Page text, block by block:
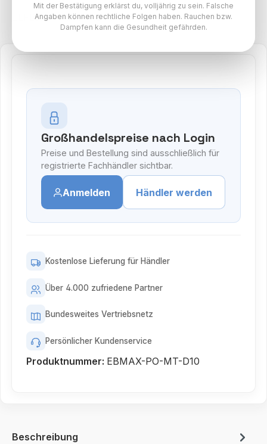
ELFBAR MAX Pods Paket
Großhandelspreise nach Login
Preise und Bestellung sind ausschließlich für
registrierte Fachhändler sichtbar.
Anmelden Händler werden
Kostenlose Lieferung für Händler
Über 4.000 zufriedene Partner
Bundesweites Vertriebsnetz
Persönlicher Kundenservice
Produktnummer: EBMAX-PO-MT-D10
Beschreibung
Mit der Bestätigung erklärst du, volljährig zu sein. Falsche
Angaben können rechtliche Folgen haben. Rauchen bzw.
Dampfen kann die Gesundheit gefährden.